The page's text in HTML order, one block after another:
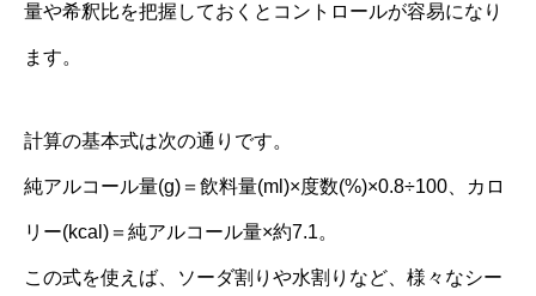
量や希釈比を把握しておくとコントロールが容易になり
ます。
計算の基本式は次の通りです。
純アルコール量(g)＝飲料量(ml)×度数(%)×0.8÷100、カロ
リー(kcal)＝純アルコール量×約7.1。
この式を使えば、ソーダ割りや水割りなど、様々なシー